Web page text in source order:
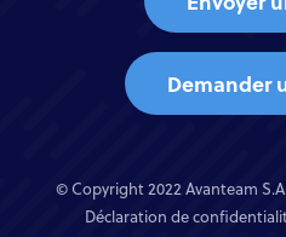
Demander
© Copyright 2022 Avanteam
Déclaration de